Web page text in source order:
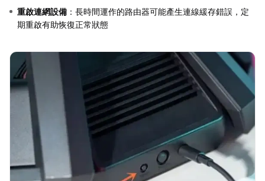
重啟連網設備 ：長時間運作的路由器可能產生連線緩存錯誤，定
期重啟有助恢復正常狀態